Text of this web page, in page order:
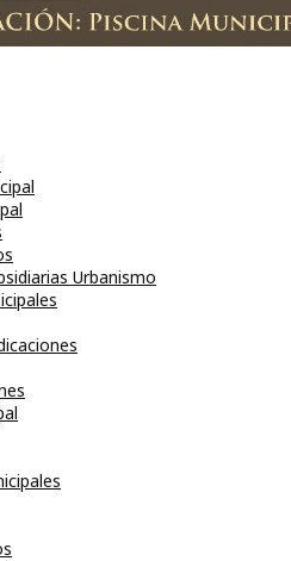
Urbanismo